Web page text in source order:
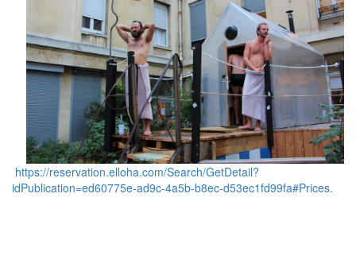
https://reservation.elloha.com/Search/GetDetail?
idPublication=ed60775e-ad9c-4a5b-b8ec-d53ec1fd99fa#Prices.